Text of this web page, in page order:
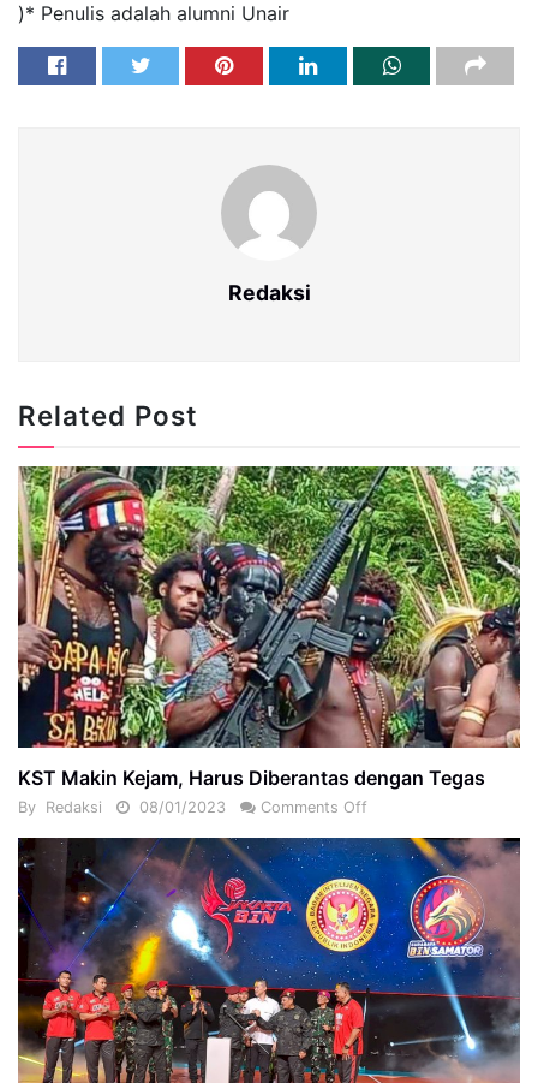
)* Penulis adalah alumni Unair
Redaksi
Related Post
KST Makin Kejam, Harus Diberantas dengan Tegas
By Redaksi 08/01/2023 Comments Off